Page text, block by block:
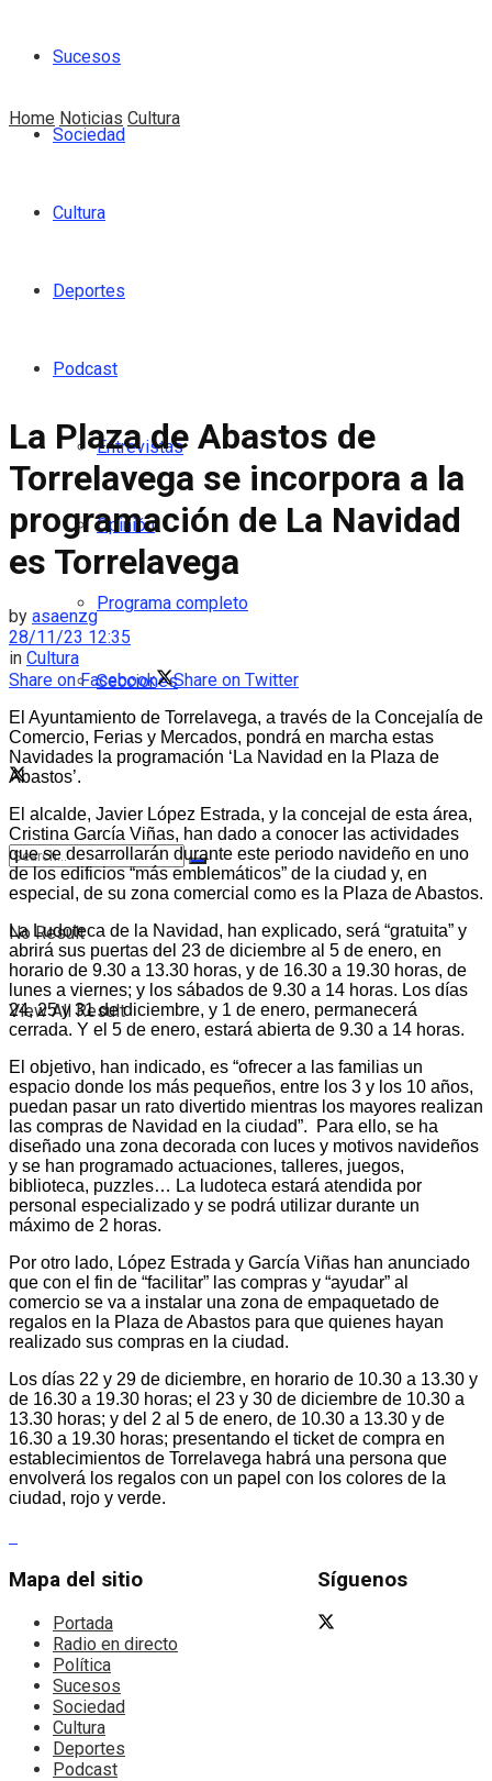
Sucesos
Sociedad
Cultura
Deportes
Podcast
Entrevistas
Opinión
Programa completo
Secciones
No Result
View All Result
Home Noticias Cultura
La Plaza de Abastos de
Torrelavega se incorpora a la
programación de La Navidad
es Torrelavega
by asaenzg
28/11/23 12:35
in Cultura
Share on Facebook
Share on Twitter
El Ayuntamiento de Torrelavega, a través de la Concejalía de
Comercio, Ferias y Mercados, pondrá en marcha estas
Navidades la programación ‘La Navidad en la Plaza de
Abastos’.
El alcalde, Javier López Estrada, y la concejal de esta área,
Cristina García Viñas, han dado a conocer las actividades
que se desarrollarán durante este periodo navideño en uno
de los edificios “más emblemáticos” de la ciudad y, en
especial, de su zona comercial como es la Plaza de Abastos.
La Ludoteca de la Navidad, han explicado, será “gratuita” y
abrirá sus puertas del 23 de diciembre al 5 de enero, en
horario de 9.30 a 13.30 horas, y de 16.30 a 19.30 horas, de
lunes a viernes; y los sábados de 9.30 a 14 horas. Los días
24, 25 y 31 de diciembre, y 1 de enero, permanecerá
cerrada. Y el 5 de enero, estará abierta de 9.30 a 14 horas.
El objetivo, han indicado, es “ofrecer a las familias un
espacio donde los más pequeños, entre los 3 y los 10 años,
puedan pasar un rato divertido mientras los mayores realizan
las compras de Navidad en la ciudad”. Para ello, se ha
diseñado una zona decorada con luces y motivos navideños
y se han programado actuaciones, talleres, juegos,
biblioteca, puzzles… La ludoteca estará atendida por
personal especializado y se podrá utilizar durante un
máximo de 2 horas.
Por otro lado, López Estrada y García Viñas han anunciado
que con el fin de “facilitar” las compras y “ayudar” al
comercio se va a instalar una zona de empaquetado de
regalos en la Plaza de Abastos para que quienes hayan
realizado sus compras en la ciudad.
Los días 22 y 29 de diciembre, en horario de 10.30 a 13.30 y
de 16.30 a 19.30 horas; el 23 y 30 de diciembre de 10.30 a
13.30 horas; y del 2 al 5 de enero, de 10.30 a 13.30 y de
16.30 a 19.30 horas; presentando el ticket de compra en
establecimientos de Torrelavega habrá una persona que
envolverá los regalos con un papel con los colores de la
ciudad, rojo y verde.
Mapa del sitio
Portada
Radio en directo
Política
Sucesos
Sociedad
Cultura
Deportes
Podcast
Síguenos